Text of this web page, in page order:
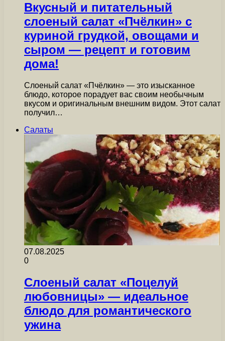
Вкусный и питательный
слоеный салат «Пчёлкин» с
куриной грудкой, овощами и
сыром — рецепт и готовим
дома!
Слоеный салат «Пчёлкин» — это изысканное
блюдо, которое порадует вас своим необычным
вкусом и оригинальным внешним видом. Этот салат
получил…
Салаты
07.08.2025
0
Слоеный салат «Поцелуй
любовницы» — идеальное
блюдо для романтического
ужина